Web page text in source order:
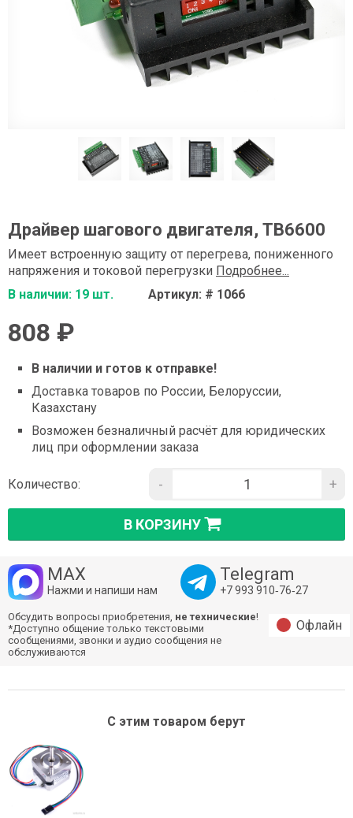
Драйвер шагового двигателя, TB6600
Имеет встроенную защиту от перегрева, пониженного
напряжения и токовой перегрузки Подробнее...
В наличии: 19 шт.
Артикул: # 1066
808 ₽
В наличии и готов к отправке!
Доставка товаров по России, Белоруссии,
Казахстану
Возможен безналичный расчёт для юридических
лиц при оформлении заказа
Количество: - +
В КОРЗИНУ
MAX
Нажми и напиши нам
Telegram
+7 993 910‑76‑27
Обсудить вопросы приобретения, не технические!
*Доступно общение только текстовыми
сообщениями, звонки и аудио сообщения не
обслуживаются
Офлайн
С этим товаром берут